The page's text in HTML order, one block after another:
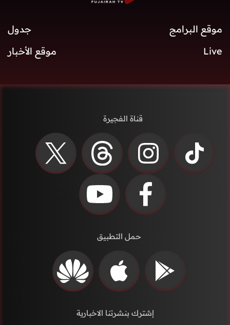
موقع البرامج
جدول
Live
موقع الأخبار
قناة الفجيرة
حمل التطبيق
إشترك بنشرتنا الاخبارية